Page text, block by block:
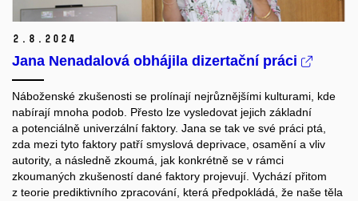
2. 8. 2024
Jana Nenadalová obhájila dizertační práci
Náboženské zkušenosti se prolínají nejrůznějšími kulturami, kde
nabírají mnoha podob. Přesto lze vysledovat jejich základní
a potenciálně univerzální faktory. Jana se tak ve své práci ptá,
zda mezi tyto faktory patří smyslová deprivace, osamění a vliv
autority, a následně zkoumá, jak konkrétně se v rámci
zkoumaných zkušeností dané faktory projevují. Vychází přitom
z teorie prediktivního zpracování, která předpokládá, že naše těla